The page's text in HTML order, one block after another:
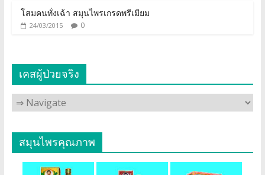
โสมคนทั่งเฉ้า สมุนไพรเกรดพรีเมียม
24/03/2015 0
เคสผู้ป่วยจริง
สมุนไพรคุณภาพ